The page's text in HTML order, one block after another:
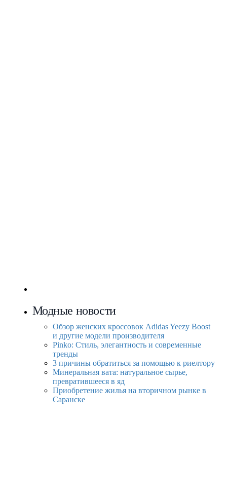
Модные новости
Обзор женских кроссовок Adidas Yeezy Boost
и другие модели производителя
Pinko: Стиль, элегантность и современные
тренды
3 причины обратиться за помощью к риелтору
Минеральная вата: натуральное сырье,
превратившееся в яд
Приобретение жилья на вторичном рынке в
Саранске